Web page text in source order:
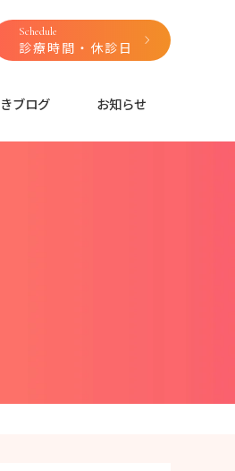
Schedule
診療時間・休診日
ブログ お知らせ